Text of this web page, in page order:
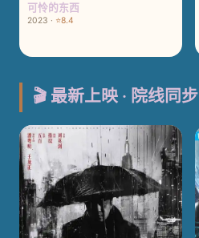
可怜的东西
2023 · ⭐8.4
🎬 最新上映 · 院线同步